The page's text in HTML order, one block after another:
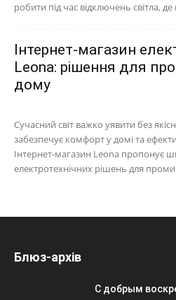
робити під час відключень світла,
Інтернет-магазин
Leona: рішення для
дому
Сучасний світ важко уявити без
забезпечує комфорт у домі та
Інтернет-магазин Leona пропонує
електротехнічних рішень для
Блюз-архів
С добрым